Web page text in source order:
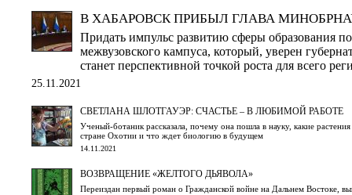
В ХАБАРОВСК ПРИБЫЛ ГЛАВА
Придать импульс развитию сферы образования
межвузовского кампуса, который, уверен
станет перспективной точкой роста для всего
25.11.2021
СВЕТЛАНА ШЛОТГАУЭР: СЧАСТЬЕ – В ЛЮБИМОЙ РАБОТЕ
Ученый-ботаник рассказала, почему она пошла в науку, какие
стране Охотии и что ждет биологию в будущем
14.11.2021
ВОЗВРАЩЕНИЕ «ЖЕЛТОГО ДЬЯВОЛА»
Переиздан первый роман о Гражданской войне на Дальнем Востоке,